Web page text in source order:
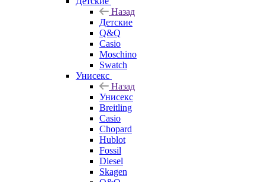
Назад
Детские
Q&Q
Casio
Moschino
Swatch
Унисекс
Назад
Унисекс
Breitling
Casio
Chopard
Hublot
Fossil
Diesel
Skagen